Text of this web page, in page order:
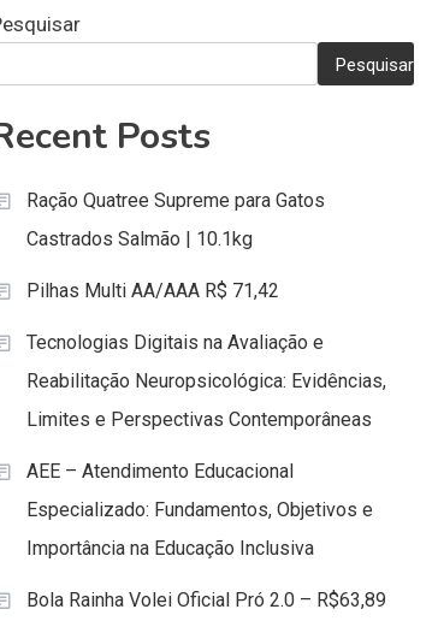
Objetivos e
Importância na
Educação
Pesquisar
Posts
Ração Quatree Supreme para Gatos
Castrados Salmão | 10.1kg
Pilhas Multi AA/AAA R$ 71,42
Tecnologias Digitais na Avaliação e
Reabilitação Neuropsicológica: Evidências,
Limites e Perspectivas Contemporâneas
AEE – Atendimento Educacional
Especializado: Fundamentos, Objetivos e
Importância na Educação Inclusiva
Bola Rainha Volei Oficial Pró 2.0 – R$63,89